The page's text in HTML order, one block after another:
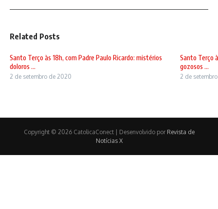
Related Posts
Santo Terço às 18h, com Padre Paulo Ricardo: mistérios
doloros ...
2 de setembro de 2020
Santo Terço
gozosos ...
2 de
Copyright © 2026 CatolicaConect | Desenvolvido por Revista de
Notícias X